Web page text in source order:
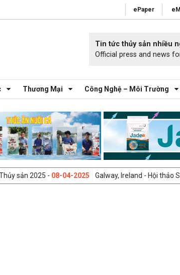
ePaper
Tin tức thủy sản nhiều
Official press and news
Thương Mại Công Nghệ – Môi Trường
-08-04-2025 Galway, Ireland - Hội thảo Sáng kiến